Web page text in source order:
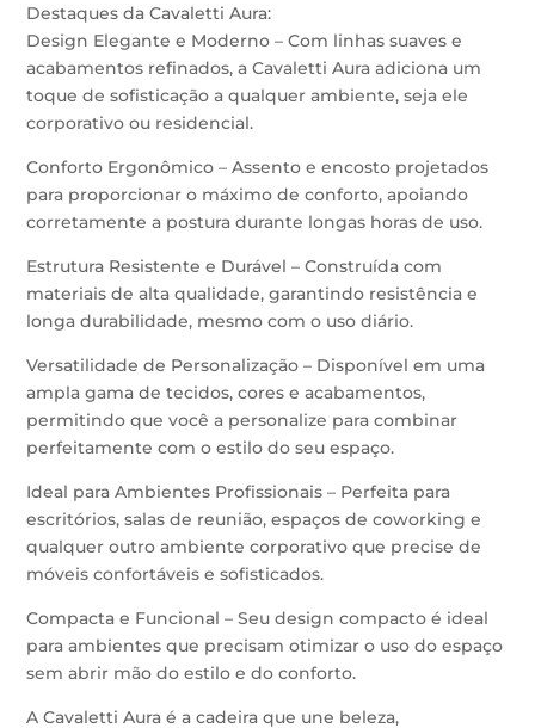
Destaques da Cavaletti Aura:
Design Elegante e Moderno – Com linhas suaves e
acabamentos refinados, a Cavaletti Aura adiciona um
toque de sofisticação a qualquer ambiente, seja ele
corporativo ou residencial.
Conforto Ergonômico – Assento e encosto projetados
para proporcionar o máximo de conforto, apoiando
corretamente a postura durante longas horas de uso.
Estrutura Resistente e Durável – Construída com
materiais de alta qualidade, garantindo resistência e
longa durabilidade, mesmo com o uso diário.
Versatilidade de Personalização – Disponível em uma
ampla gama de tecidos, cores e acabamentos,
permitindo que você a personalize para combinar
perfeitamente com o estilo do seu espaço.
Ideal para Ambientes Profissionais – Perfeita para
escritórios, salas de reunião, espaços de coworking e
qualquer outro ambiente corporativo que precise de
móveis confortáveis e sofisticados.
Compacta e Funcional – Seu design compacto é ideal
para ambientes que precisam otimizar o uso do espaço
sem abrir mão do estilo e do conforto.
A Cavaletti Aura é a cadeira que une beleza,